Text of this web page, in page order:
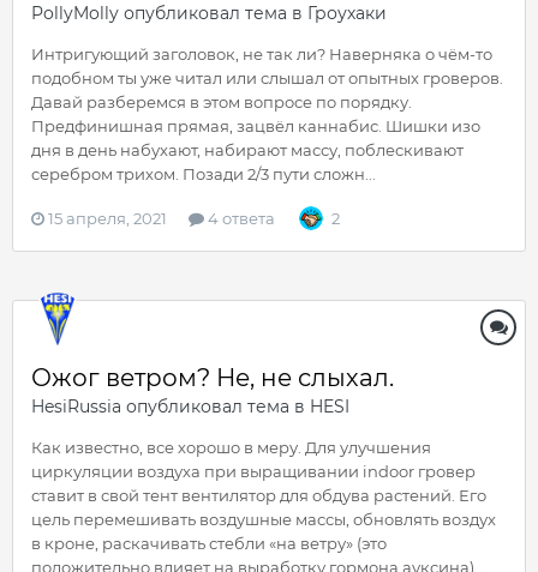
PollyMolly опубликовал тема в Гроухаки
Интригующий заголовок, не так ли? Наверняка о чём-то
подобном ты уже читал или слышал от опытных гроверов.
Давай разберемся в этом вопросе по порядку.
Предфинишная прямая, зацвёл каннабис. Шишки изо
дня в день набухают, набирают массу, поблескивают
серебром трихом. Позади 2/3 пути сложн...
15 апреля, 2021 4 ответа 2
Ожог ветром? Не, не слыхал.
HesiRussia опубликовал тема в HESI
Как известно, все хорошо в меру. Для улучшения
циркуляции воздуха при выращивании indoor гровер
ставит в свой тент вентилятор для обдува растений. Его
цель перемешивать воздушные массы, обновлять воздух
в кроне, раскачивать стебли «на ветру» (это
положительно влияет на выработку гормона ауксина)....